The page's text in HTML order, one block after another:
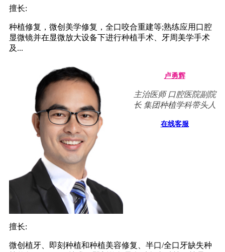
擅长:
种植修复，微创美学修复，全口咬合重建等;熟练应用口腔
显微镜并在显微放大设备下进行种植手术、牙周美学手术
及...
卢勇辉
主治医师 口腔医院副院
长 集团种植学科带头人
在线客服
擅长:
微创植牙、即刻种植和种植美容修复、半口/全口牙缺失种